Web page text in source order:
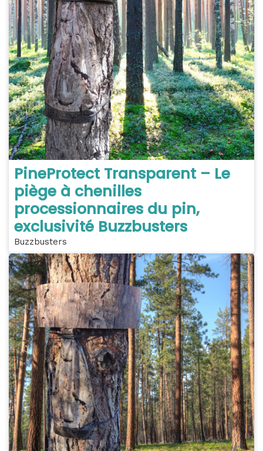
PineProtect Transparent – Le
piège à chenilles
processionnaires du pin,
exclusivité Buzzbusters
Buzzbusters